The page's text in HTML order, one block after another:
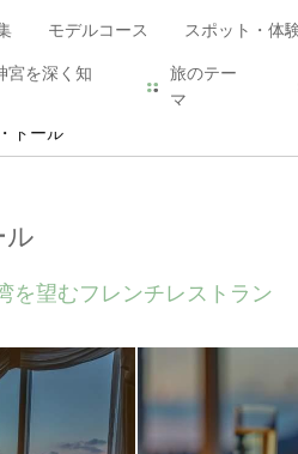
モデルコース スポット・体
宮を深く知
旅のテー
マ
ドール
ル
を望むフレンチレストラン